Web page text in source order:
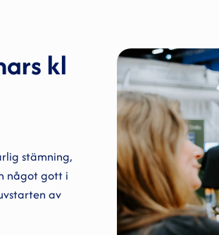
kl
stämning,
något gott i
av